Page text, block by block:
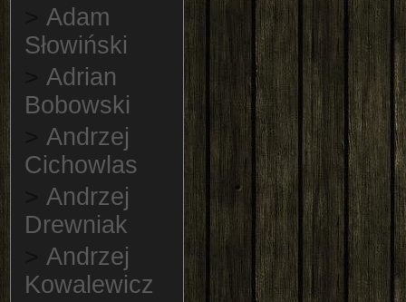
Adam
Słowiński
Adrian
Bobowski
Andrzej
Cichowlas
Andrzej
Drewniak
Andrzej
Kowalewicz